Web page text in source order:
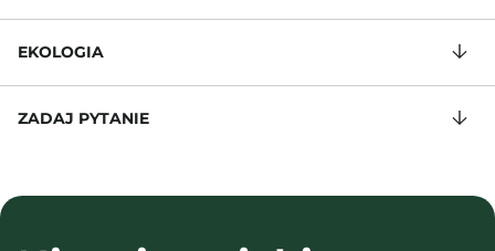
EKOLOGIA
ZADAJ PYTANIE